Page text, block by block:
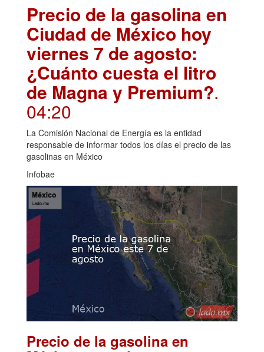
Precio de la gasolina en
Ciudad de México hoy
viernes 7 de agosto:
¿Cuánto cuesta el litro
de Magna y Premium?.
04:20
La Comisión Nacional de Energía es la entidad
responsable de informar todos los días el precio de las
gasolinas en México
Infobae
Precio de la gasolina en